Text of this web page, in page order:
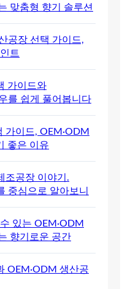
맞춤형 향기 솔루션
공장 선택 가이드,
트
가이드와
를 쉽게 풀어봅니다
가이드, OEM·ODM
좋은 이유
조공장 이야기.
중심으로 알아보니
있는 OEM·ODM
향기로운 공간
OEM·ODM 생산공